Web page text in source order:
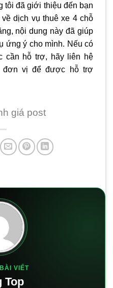
tôi đã giới thiệu đến bạn
dịch vụ thuê xe 4 chỗ
nội dung này đã giúp
ứng ý cho mình. Nếu có
cần hỗ trợ, hãy liên hệ
đơn vị để được hỗ trợ
giá post
VIẾT
Top